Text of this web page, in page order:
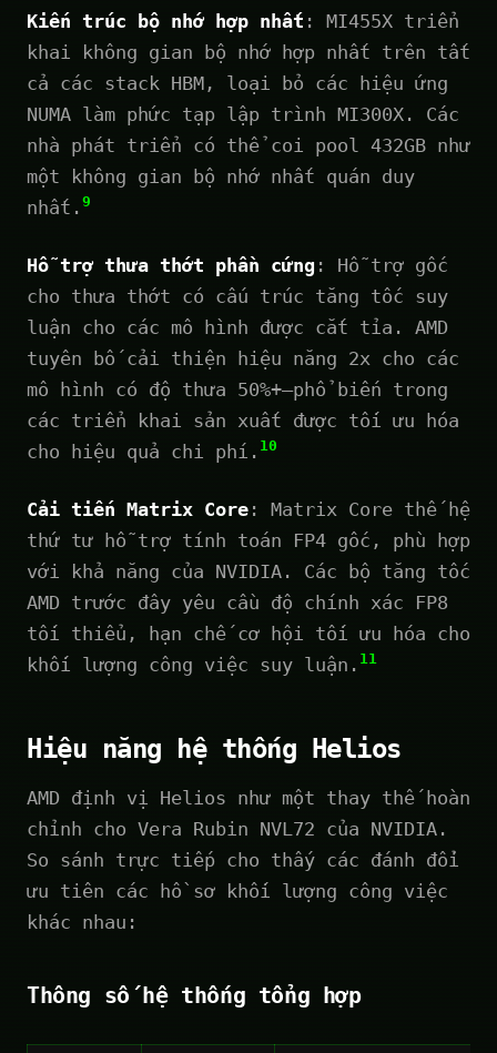
Kiến trúc bộ nhớ hợp nhất : MI455X triển
khai không gian bộ nhớ hợp nhất trên tất
cả các stack HBM, loại bỏ các hiệu ứng
NUMA làm phức tạp lập trình MI300X. Các
nhà phát triển có thể coi pool 432GB như
một không gian bộ nhớ nhất quán duy
nhất. 9
Hỗ trợ thưa thớt phần cứng : Hỗ trợ gốc
cho thưa thớt có cấu trúc tăng tốc suy
luận cho các mô hình được cắt tỉa. AMD
tuyên bố cải thiện hiệu năng 2x cho các
mô hình có độ thưa 50%+—phổ biến trong
các triển khai sản xuất được tối ưu hóa
cho hiệu quả chi phí. 10
Cải tiến Matrix Core : Matrix Core thế hệ
thứ tư hỗ trợ tính toán FP4 gốc, phù hợp
với khả năng của NVIDIA. Các bộ tăng tốc
AMD trước đây yêu cầu độ chính xác FP8
tối thiểu, hạn chế cơ hội tối ưu hóa cho
khối lượng công việc suy luận. 11
Hiệu năng hệ thống Helios
AMD định vị Helios như một thay thế hoàn
chỉnh cho Vera Rubin NVL72 của NVIDIA.
So sánh trực tiếp cho thấy các đánh đổi
ưu tiên các hồ sơ khối lượng công việc
khác nhau:
Thông số hệ thống tổng hợp